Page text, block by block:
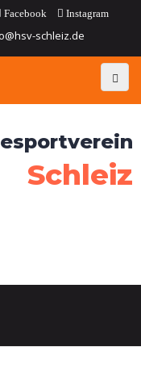
Facebook Instagram
schleiz.de
Schleiz